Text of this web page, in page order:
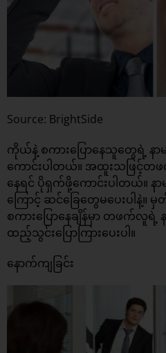
Source: BrightSide
ကိုယ်နဲ့ စကားပြောနေသူတွေရဲ့
ကောင်းပါတယ်။ အထူးသဖြင့်
နေရင် ပိုရှက်ဖို့ကောင်းပါတယ်။
ကြောင့် ဆင်ခြေတွေမပေးပါနဲ့။ မှ
စကားပြောနေချိန်မှာ တဖက်လူ
ထည့်သွင်းပြောကြားပေးပါ။
နောက်ကျခြင်း